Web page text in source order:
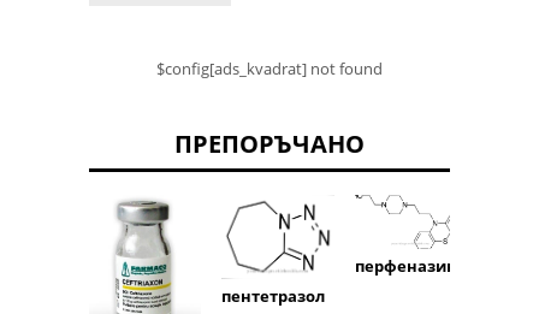
$config[ads_kvadrat] not found
ПРЕПОРЪЧАНО
пентетразол
перфеназин